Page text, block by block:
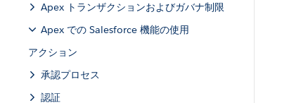
Apex トランザクションおよびガバナ制限
Apex での Salesforce 機能の使用
アクション
承認プロセス
認証